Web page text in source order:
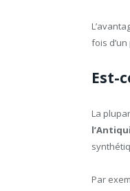
fois
Est-
La
Par